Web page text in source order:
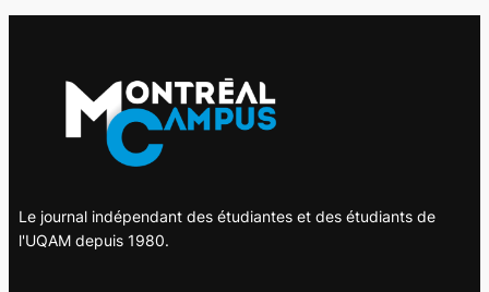
Le journal indépendant des étudiantes et des étudiants de
l'UQAM depuis 1980.